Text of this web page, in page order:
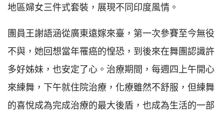
地區婦女三件式套裝，展現不同印度風情。
團員王謝語涵從廣東遠嫁來臺，第一次參賽至今無役
不與，她回想當年罹癌的惶恐，到後來在舞團認識許
多好姊妹，也安定了心。治療期間，每週四上午開心
來練舞，下午就住院治療，化療雖然不舒服，但練舞
的喜悅成為完成治療的最大後盾，也成為生活的一部